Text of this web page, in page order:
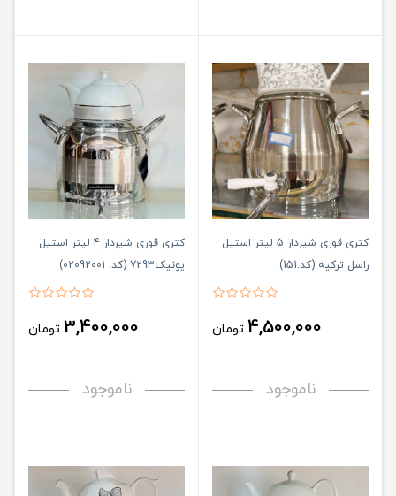
کتری قوری شیردار 5 لیتر استیل
راسل ترکیه (کد:151)
4,500,000 تومان
ناموجود
کتری قوری شیردار 4 لیتر استیل
یونیک7293 (کد: 02092001)
3,400,000 تومان
ناموجود